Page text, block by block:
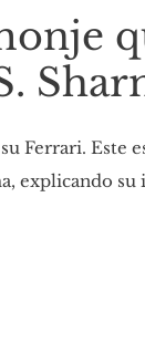
Ferrari. Este
explicando